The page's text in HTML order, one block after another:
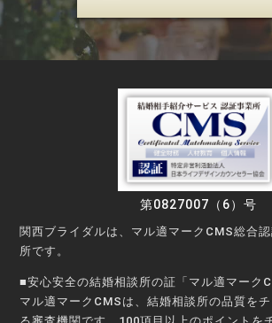
第0827007（6）号
関西ブライダルは、マル適マークCMS総合
所です。
■安心安全の結婚相談所の証「マル適マーク
マル適マークCMSは、結婚相談所の品質を